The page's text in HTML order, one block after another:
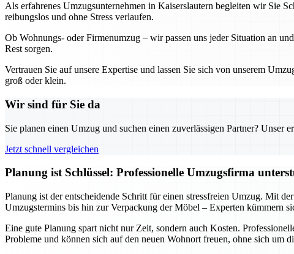
Als erfahrenes Umzugsunternehmen in Kaiserslautern begleiten wir Sie
reibungslos und ohne Stress verlaufen.
Ob Wohnungs- oder Firmenumzug – wir passen uns jeder Situation an
Rest sorgen.
Vertrauen Sie auf unsere Expertise und lassen Sie sich von unserem
groß oder klein.
Wir sind für Sie da
Sie planen einen Umzug und suchen einen zuverlässigen Partner? Unser
Jetzt schnell vergleichen
Planung ist Schlüssel: Professionelle Umzugsfirma
Planung ist der entscheidende Schritt für einen stressfreien Umzug. Mit
Umzugstermins bis hin zur Verpackung der Möbel – Experten kümmern
Eine gute Planung spart nicht nur Zeit, sondern auch Kosten.
Probleme und können sich auf den neuen Wohnort freuen, ohne sich um